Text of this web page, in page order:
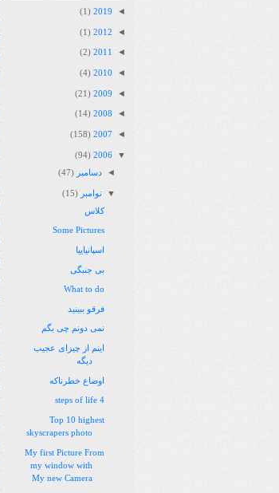
◄
2019
(1)
◄
2012
(1)
◄
2011
(2)
◄
2010
(4)
◄
2009
(21)
◄
2008
(14)
◄
2007
(158)
▼
2006
(94)
◄ دسامبر (47)
▼ نوامبر
(15)
کلاس
Some Pictures
اسپانیاییا
بی جنبگی
What to do
فرقو ببینید
نمی دونم چی بگم
اینم از چیزای عجیب
دیگه
اوضاع خطرناکه
4 steps of life
Top 10 highest
skyscrapers photo
My first Picture From
my window with
My new Camera